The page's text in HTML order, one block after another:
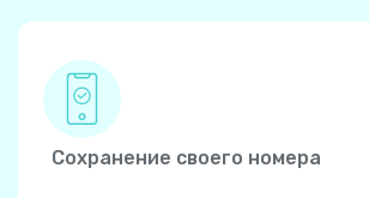
Сохранение своего номера